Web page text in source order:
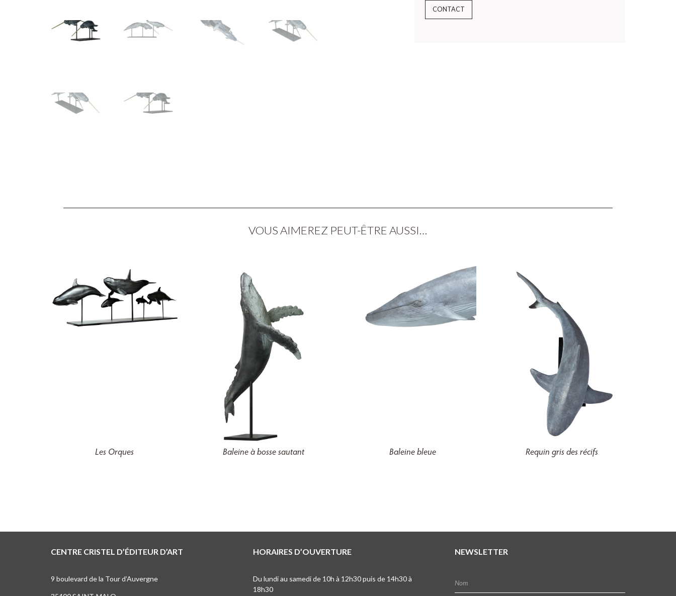
CONTACT
VOUS AIMEREZ PEUT-ÊTRE AUSSI…
Les Orques Baleine à bosse sautant Baleine bleue Requin gris des récifs
CENTRE CRISTEL D’ÉDITEUR D’ART
9 boulevard de la Tour d’Auvergne
HORAIRES D’OUVERTURE
Du lundi au samedi de 10h à 12h30 puis de 14h30 à
18h30
NEWSLETTER